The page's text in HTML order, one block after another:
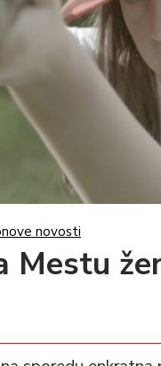
novosti
Mestu